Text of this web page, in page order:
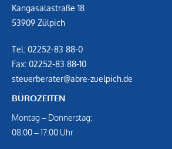
Kangasalastraße 18
53909 Zülpich
Tel: 02252-83 88-0
Fax: 02252-83 88-10
steuerberater@abre-zuelpich.de
BÜROZEITEN
Montag – Donnerstag:
08:00 – 17:00 Uhr